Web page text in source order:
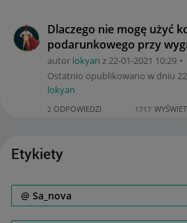
Dlaczego nie mogę użyć
podarunkowego przy
autor lokyan z‎22-01-2021 10:29
Ostatnio opublikowano w dniu
lokyan
2 ODPOWIEDZI 1717
Etykiety
@ Sa_nova